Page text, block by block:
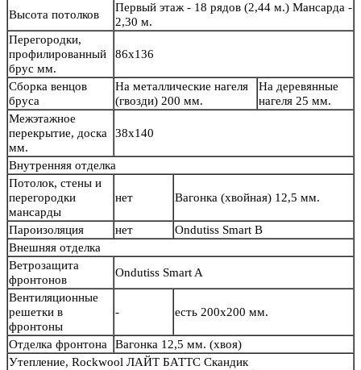
Высота потолков
Первый этаж - 18 рядов (2,44 м.) Мансарда -
2,30 м.
Перегородки,
профилированный
брус мм.
86х136
Сборка венцов
бруса
На металлические нагеля
(гвозди) 200 мм.
На деревянные
нагеля 25 мм.
Межэтажное
перекрытие, доска
мм.
38х140
Внутренняя отделка
Потолок, стены и
перегородки
мансарды
нет Вагонка (хвойная) 12,5 мм.
Пароизоляция нет
Ondutiss Smart B
Внешняя отделка
Ветрозащита
фронтонов
Ondutiss Smart A
Вентиляционные
решетки в
фронтоны
- есть 200х200 мм.
Отделка фронтона
Вагонка 12,5 мм. (хвоя)
Утепление, Rockwool ЛАЙТ БАТТС Скандик